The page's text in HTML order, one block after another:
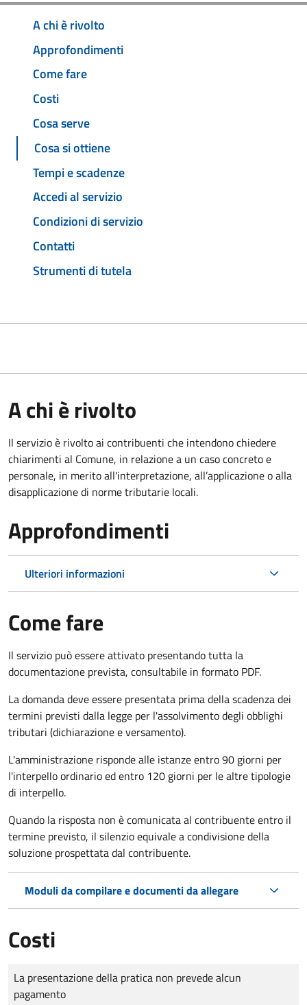
A chi è rivolto
Approfondimenti
Come fare
Costi
Cosa serve
Cosa si ottiene
Tempi e scadenze
Accedi al servizio
Condizioni di servizio
Contatti
Strumenti di tutela
A chi è rivolto
Il servizio è rivolto ai contribuenti che intendono chiedere
chiarimenti al Comune, in relazione a un caso concreto e
personale, in merito all'interpretazione, all’applicazione o alla
disapplicazione di norme tributarie locali.
Approfondimenti
Ulteriori informazioni
Come fare
Il servizio può essere attivato presentando tutta la
documentazione prevista, consultabile in formato PDF.
La domanda deve essere presentata prima della scadenza dei
termini previsti dalla legge per l'assolvimento degli obblighi
tributari (dichiarazione e versamento).
L'amministrazione risponde alle istanze entro 90 giorni per
l'interpello ordinario ed entro 120 giorni per le altre tipologie
di interpello.
Quando la risposta non è comunicata al contribuente entro il
termine previsto, il silenzio equivale a condivisione della
soluzione prospettata dal contribuente.
Moduli da compilare e documenti da allegare
Costi
Tipo di pagamento
Importo
La presentazione della pratica non prevede alcun
pagamento